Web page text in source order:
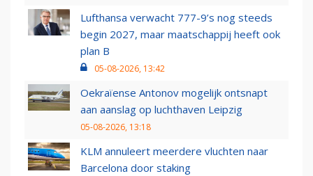
Lufthansa verwacht 777-9’s nog steeds
begin 2027, maar maatschappij heeft ook
plan B
05-08-2026, 13:42
Oekraïense Antonov mogelijk ontsnapt
aan aanslag op luchthaven Leipzig
05-08-2026, 13:18
KLM annuleert meerdere vluchten naar
Barcelona door staking